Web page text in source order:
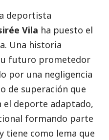
deportista
Vila ha puesto el
Una historia
futuro prometedor
por una negligencia
de superación que
el deporte adaptado,
formando parte
tiene como lema que